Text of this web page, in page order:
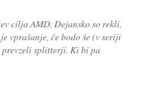
cilja AMD. Dejansko so rekli,
vprašanje, če bodo še (v seriji
splitterji. Ki bi pa